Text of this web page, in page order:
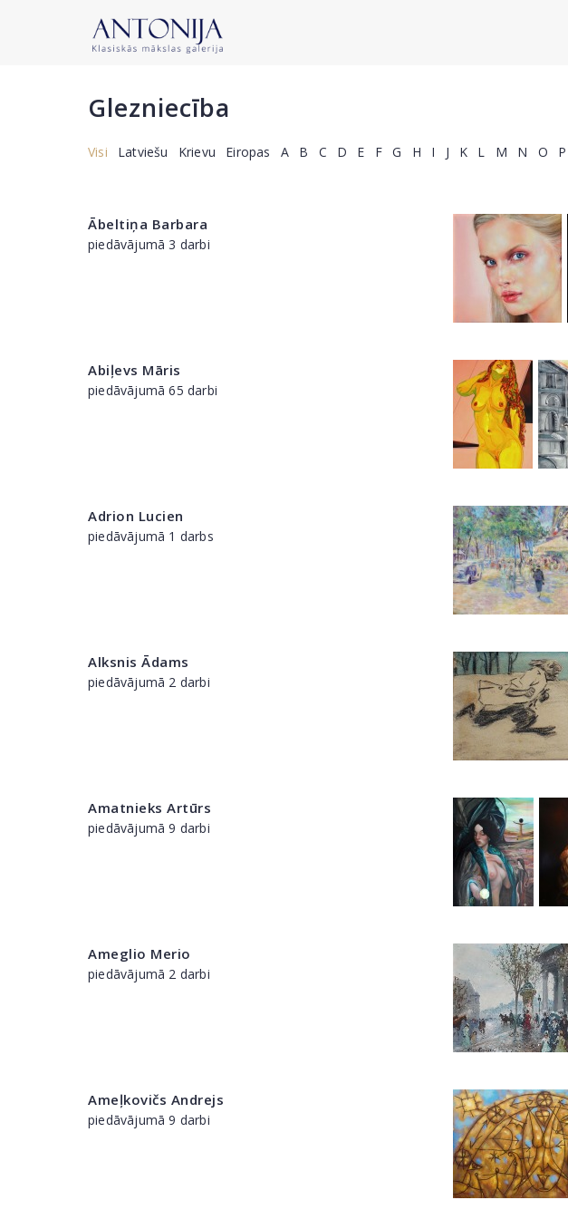
Glezniecība
Visi Latviešu Krievu Eiropas A B C D E F G H I J K L M N O P
Ābeltiņa Barbara
piedāvājumā 3 darbi
Abiļevs Māris
piedāvājumā 65 darbi
Adrion Lucien
piedāvājumā 1 darbs
Alksnis Ādams
piedāvājumā 2 darbi
Amatnieks Artūrs
piedāvājumā 9 darbi
Ameglio Merio
piedāvājumā 2 darbi
Ameļkovičs Andrejs
piedāvājumā 9 darbi